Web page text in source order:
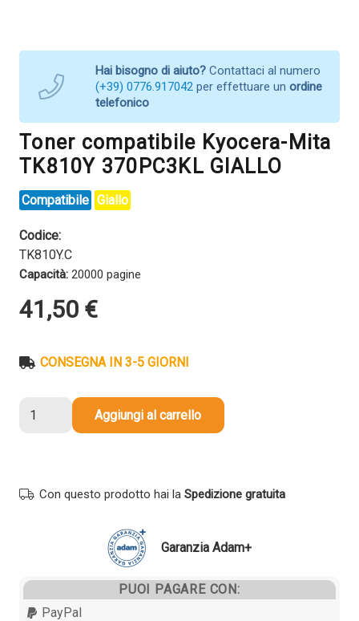
Hai bisogno di aiuto? Contattaci al numero
(+39) 0776.917042 per effettuare un ordine
telefonico
Toner compatibile Kyocera-Mita
TK810Y 370PC3KL GIALLO
Compatibile Giallo
Codice:
TK810Y.C
Capacità: 20000 pagine
41,50 €
CONSEGNA IN 3-5 GIORNI
compatibile
370PC3KL
Aggiungi al carrello
Con questo prodotto hai la Spedizione gratuita
Garanzia Adam+
PUOI PAGARE CON:
PayPal